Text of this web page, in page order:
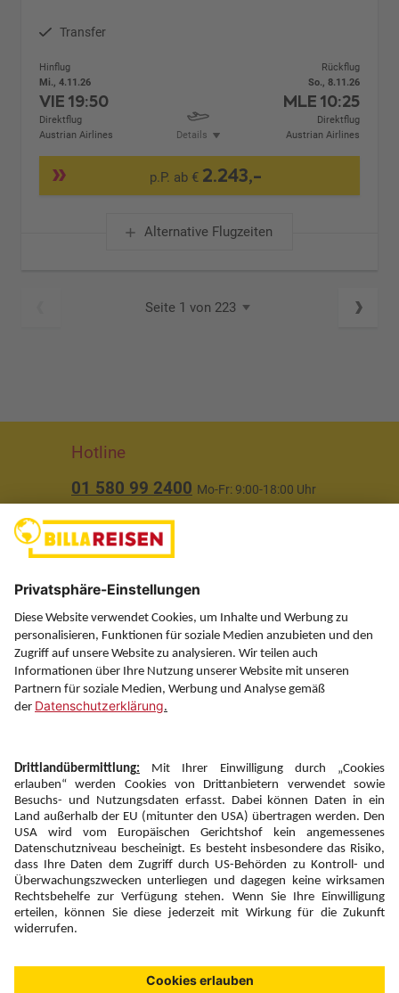
Transfer
Hinflug
Mi., 4.11.26
VIE19:50
Direktflug
Austrian Airlines
Details
Rückflug
So., 8.11.26
MLE 10:25
Direktflug
Austrian Airlines
p.P. ab € 2.243,-
Alternative Flugzeiten
Seite 1 von 223
Hotline
01 580 99 2400 Mo-Fr: 9:00-18:00 Uhr
Über uns
Service
Information
Folgen Sie uns auf
Newsletter:
Anmelden
Fairness und
Unsere Inhalte: Standards und
Meldung